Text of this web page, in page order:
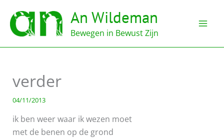
naar
inhoud
An Wildeman
Bewegen in Bewust Zijn
verder
04/11/2013
ik ben weer waar ik wezen moet
met de benen op de grond